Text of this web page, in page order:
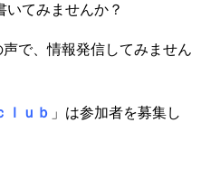
いてみませんか？
で、情報発信してみません
ｌｕｂ 」は参加者を募集し